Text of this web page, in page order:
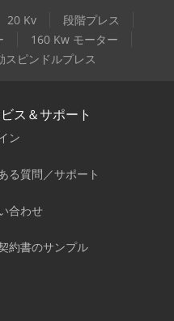
20 Kv
段階プレス
160 Kw モーター
スピンドルプレス
ス＆サポート
ン
る質問／サポート
合わせ
約書のサンプル